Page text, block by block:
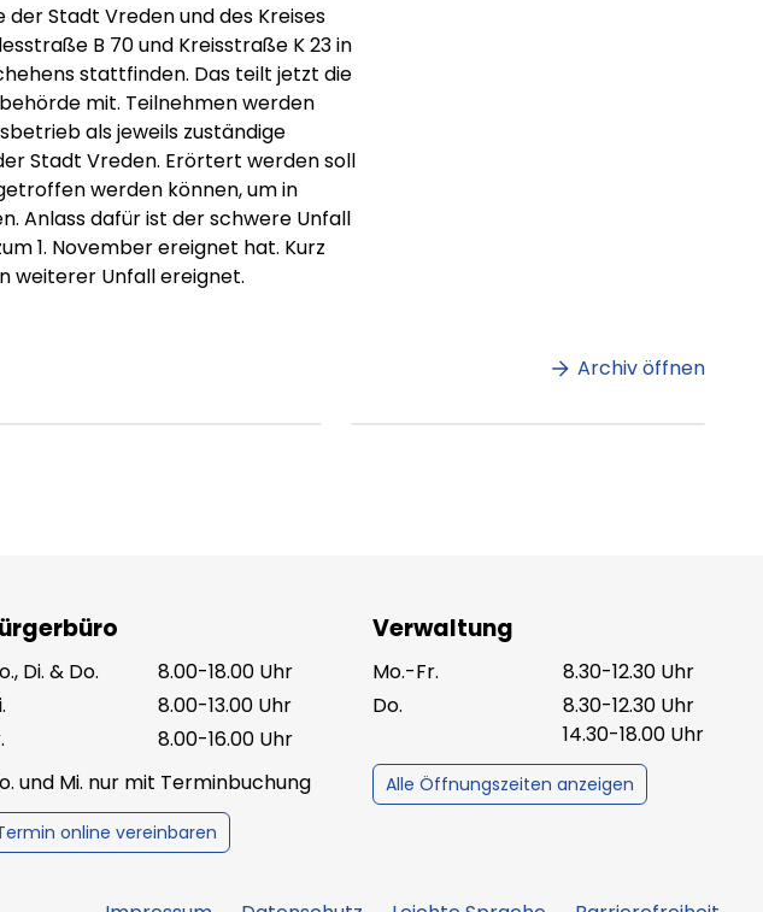
Stadt Vreden und des Kreises
B 70 und Kreisstraße K 23 in
stattfinden. Das teilt jetzt die
mit. Teilnehmen werden
als jeweils zuständige
Stadt Vreden. Erörtert werden soll
werden können, um in
Anlass dafür ist der schwere Unfall
1. November ereignet hat. Kurz
weiterer Unfall ereignet.
Archiv öffnen
Lorem ipsum Lorem
Di. & Do.
8.00-18.00 Uhr
8.00-13.00 Uhr
8.00-16.00 Uhr
und Mi. nur mit Terminbuchung
online vereinbaren
Verwaltung
Mo.-Fr.
8.30-12.30 Uhr
Do.
8.30-12.30 Uhr
14.30-18.00 Uhr
Alle Öffnungszeiten anzeigen